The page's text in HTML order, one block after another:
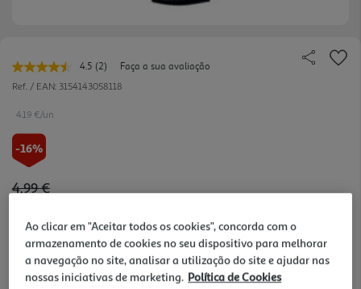
4.5 Leu
2
(2)
Faça a sua avaliação
Ref. / EAN: 3154143058118
4.19 €/un
-16%
Price reduced from
4,99 €to
Promoção: de 28/7/2026 a 8/10/2026
Notas de preparação
Ao clicar em "Aceitar todos os cookies", concorda com o
armazenamento de cookies no seu dispositivo para melhorar
a navegação no site, analisar a utilização do site e ajudar nas
nossas iniciativas de marketing. Política de Cookies